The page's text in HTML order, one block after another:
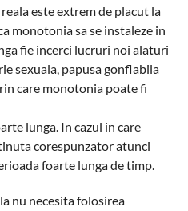
este extrem de placut la
monotonia sa se instaleze in
fie incerci lucruri noi alaturi
sexuala, papusa gonflabila
care monotonia poate fi
lunga. In cazul in care
corespunzator atunci
foarte lunga de timp.
nu necesita folosirea